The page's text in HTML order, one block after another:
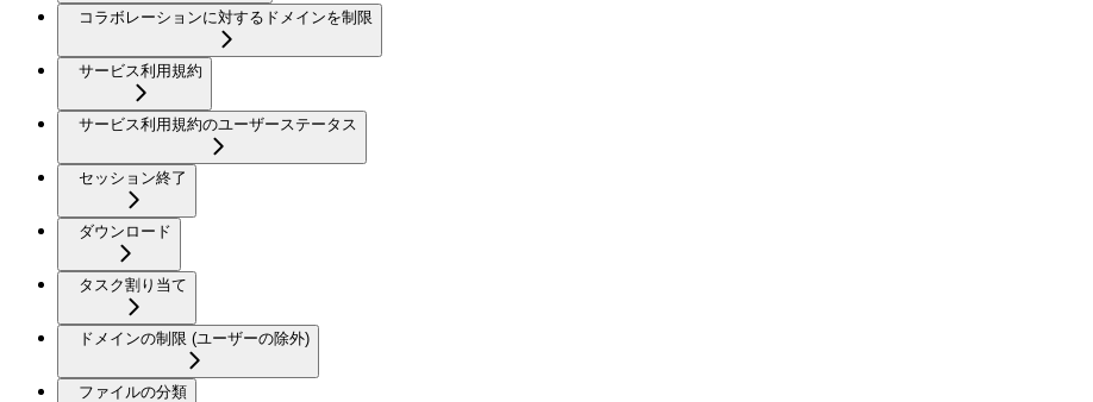
コラボレーションに対するドメインを制限
サービス利用規約
サービス利用規約のユーザーステータス
セッション終了
ダウンロード
タスク割り当て
ドメインの制限 (ユーザーの除外)
ファイルの分類